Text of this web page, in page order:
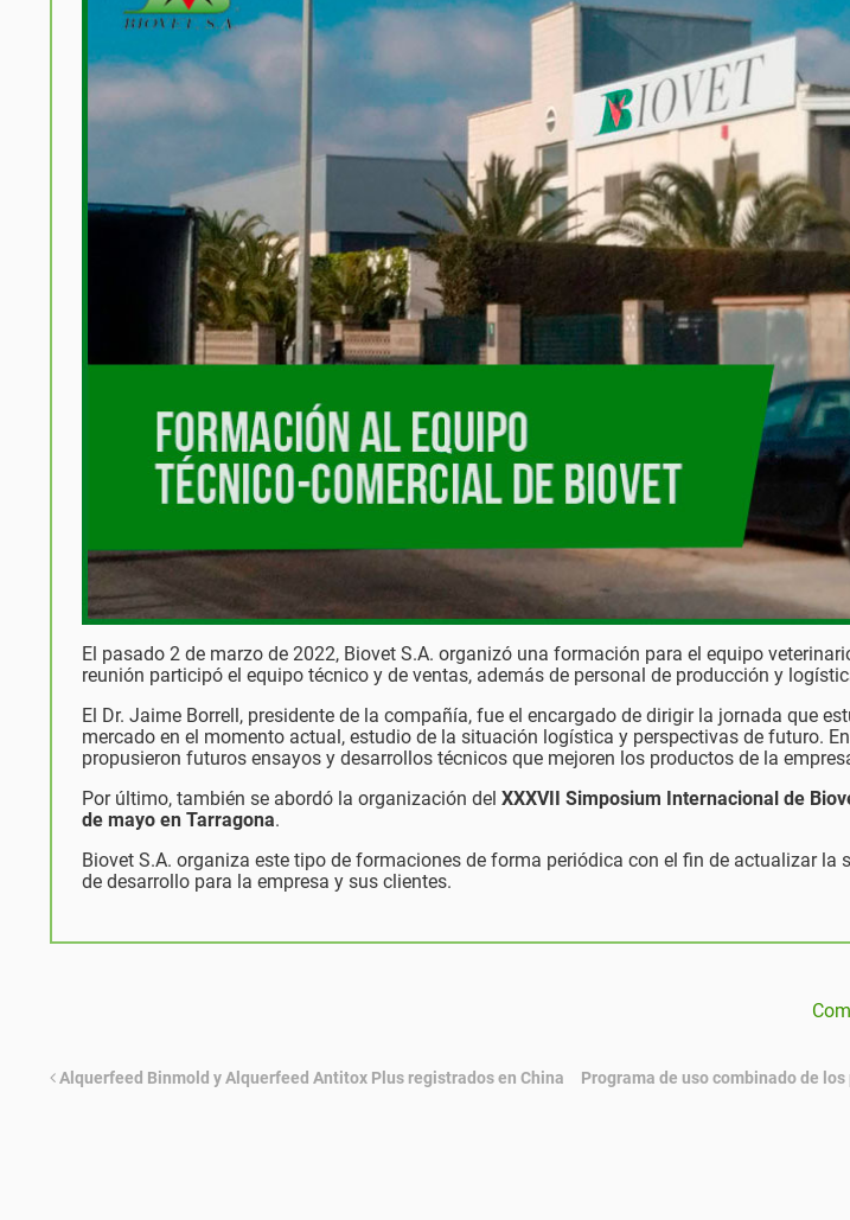
El pasado 2 de marzo de 2022, Biovet S.A. organizó una formación para el equipo
reunión participó el equipo técnico y de ventas, además de personal de producción y
El Dr. Jaime Borrell, presidente de la compañía, fue el encargado de dirigir la jornada que
mercado en el momento actual, estudio de la situación logística y perspectivas de futuro.
propusieron futuros ensayos y desarrollos técnicos que mejoren los productos de la
Por último, también se abordó la organización del XXXVII Simposium Internacional de
de mayo en Tarragona.
Biovet S.A. organiza este tipo de formaciones de forma periódica con el fin de actualizar la
de desarrollo para la empresa y sus clientes.
Alquerfeed Binmold y Alquerfeed Antitox Plus registrados en China Programa de uso combinado de